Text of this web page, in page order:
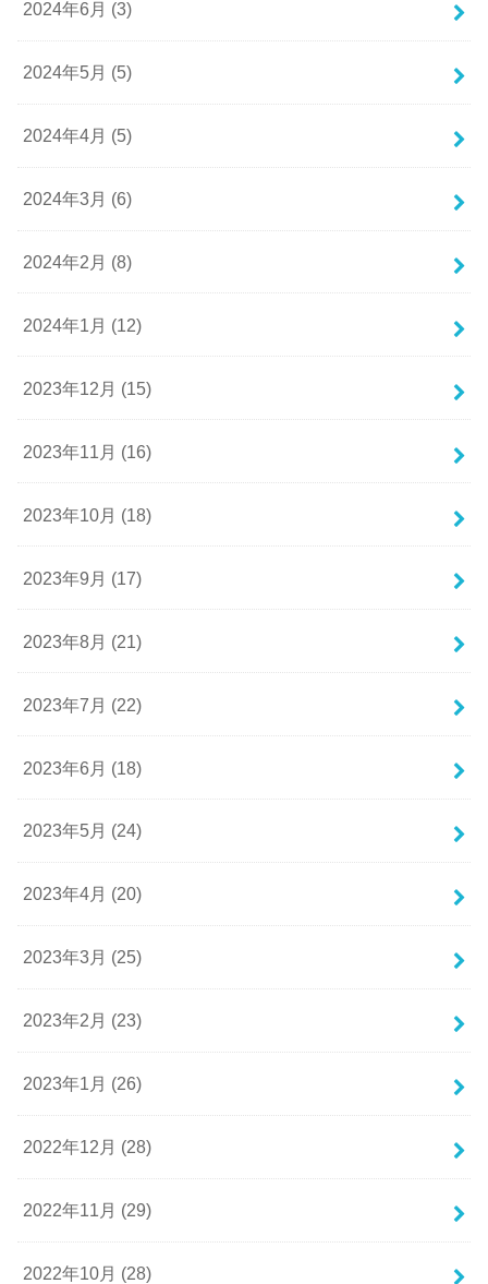
2024年6月 (3)
2024年5月 (5)
2024年4月 (5)
2024年3月 (6)
2024年2月 (8)
2024年1月 (12)
2023年12月 (15)
2023年11月 (16)
2023年10月 (18)
2023年9月 (17)
2023年8月 (21)
2023年7月 (22)
2023年6月 (18)
2023年5月 (24)
2023年4月 (20)
2023年3月 (25)
2023年2月 (23)
2023年1月 (26)
2022年12月 (28)
2022年11月 (29)
2022年10月 (28)